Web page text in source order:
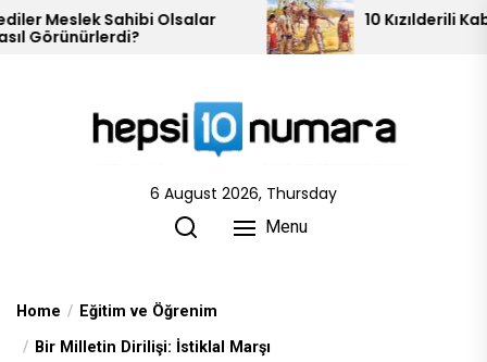
Skip
to
Olsalar
10 Kızılderili Kabilesi
6 August 2026, Thursday
Menu
Home
Eğitim ve Öğrenim
Bir Milletin Dirilişi: İstiklal Marşı